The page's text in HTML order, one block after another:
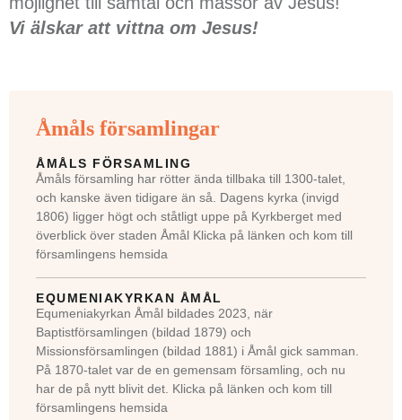
Vi älskar att vittna om Jesus!
Åmåls församlingar
ÅMÅLS FÖRSAMLING
Åmåls församling har rötter ända tillbaka till 1300-talet,
och kanske även tidigare än så. Dagens kyrka (invigd
1806) ligger högt och ståtligt uppe på Kyrkberget med
överblick över staden Åmål Klicka på länken och kom till
församlingens hemsida
EQUMENIAKYRKAN ÅMÅL
Equmeniakyrkan Åmål bildades 2023, när
Baptistförsamlingen (bildad 1879) och
Missionsförsamlingen (bildad 1881) i Åmål gick samman.
På 1870-talet var de en gemensam församling, och nu
har de på nytt blivit det. Klicka på länken och kom till
församlingens hemsida